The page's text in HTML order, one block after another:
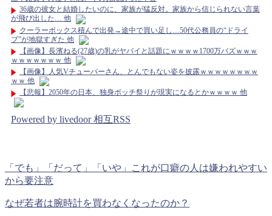
36歳の彼女と結婚したいのに、家族が猛反対。家族から信じられない言葉
が飛び出した… 他
クーラーボックス積んで出発→途中で買い足し…50代公務員の“ドライ
ブ”が地獄すぎた 他
【画像】長濱ねる(27歳)の乳がヤバイと話題にｗｗｗｗ1700万バズｗｗｗ
ｗｗｗｗｗｗｗ 他
【画像】人気Vチューバーさん、とんでもない姿を披露ｗｗｗｗｗｗｗｗ
ｗｗ 他
【悲報】2050年の日本、独身ボッチ祭りが現実になるとかｗｗｗｗ 他
Powered by livedoor 相互RSS
「でも」「だって」「いや」これが口癖の人は嫌われやすい
から要注意
なぜ若者は腕時計を買わなくなったのか？